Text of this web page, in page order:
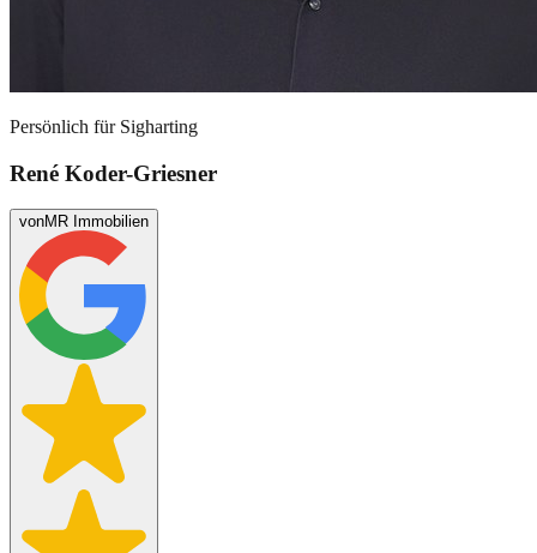
Persönlich für Sigharting
René Koder-Griesner
vonMR Immobilien